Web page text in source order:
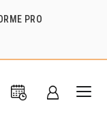
PRO